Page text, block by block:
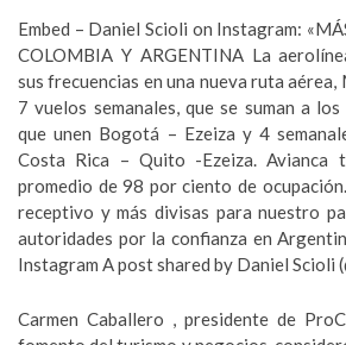
Embed – Daniel Scioli on Instagram:
COLOMBIA Y ARGENTINA La
sus frecuencias en una nueva ruta aérea,
7 vuelos semanales, que se suman a
que unen Bogotá – Ezeiza y 4
Costa Rica – Quito -Ezeiza. Avianca
promedio de 98 por ciento de
receptivo y más divisas para nuestro
autoridades por la confianza en
Instagram A post shared by Daniel Scioli
Carmen Caballero , presidente de